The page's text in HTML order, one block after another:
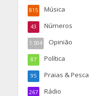
Música
815
Números
43
Opinião
1.504
Política
87
Praias & Pesca
95
Rádio
267